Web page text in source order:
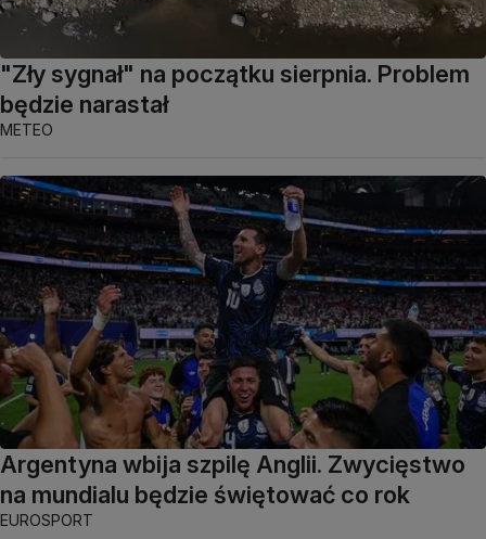
"Zły sygnał" na początku sierpnia. Problem
będzie narastał
METEO
Argentyna wbija szpilę Anglii. Zwycięstwo
na mundialu będzie świętować co rok
EUROSPORT